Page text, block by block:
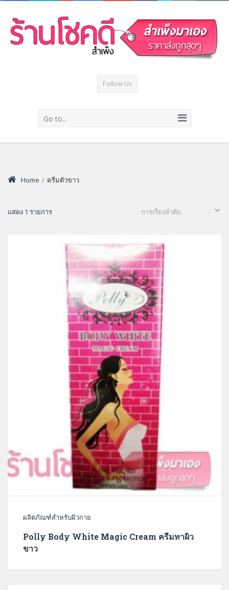
Follow Us
Go to...
Home / ครีมตัวขาว
แสดง 1 รายการ
ผลิตภัณฑ์สำหรับผิวกาย
Polly Body White Magic Cream ครีมทาผิว
ขาว